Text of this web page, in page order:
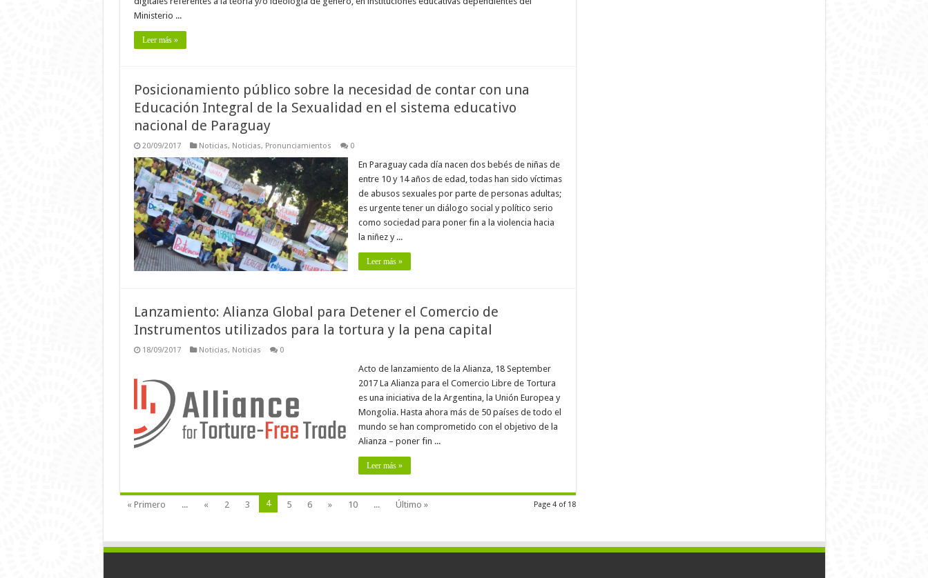
Ministerio ...
Leer más »
Posicionamiento público sobre la necesidad de contar con una
Educación Integral de la Sexualidad en el sistema educativo
nacional de Paraguay
20/09/2017 Noticias, Noticias, Pronunciamientos 0
En Paraguay cada día nacen dos bebés de niñas de
entre 10 y 14 años de edad, todas han sido víctimas
de abusos sexuales por parte de personas adultas;
es urgente tener un diálogo social y político serio
como sociedad para poner fin a la violencia hacia
la niñez y ...
Leer más »
Lanzamiento: Alianza Global para Detener el Comercio de
Instrumentos utilizados para la tortura y la pena capital
18/09/2017 Noticias, Noticias 0
Acto de lanzamiento de la Alianza, 18 September
2017 La Alianza para el Comercio Libre de Tortura
es una iniciativa de la Argentina, la Unión Europea y
Mongolia. Hasta ahora más de 50 países de todo el
mundo se han comprometido con el objetivo de la
Alianza – poner fin ...
Leer más »
Page 4 of 18
« Primero ... « 2 3 4 5 6 » 10 ... Último »